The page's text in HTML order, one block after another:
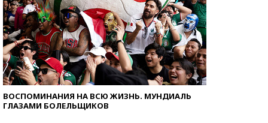
ВОСПОМИНАНИЯ НА ВСЮ ЖИЗНЬ. МУНДИАЛЬ
ГЛАЗАМИ БОЛЕЛЬЩИКОВ